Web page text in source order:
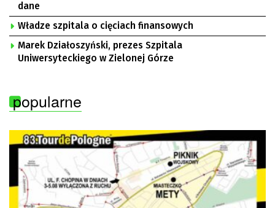
dane
Władze szpitala o cięciach finansowych
Marek Działoszyński, prezes Szpitala
Uniwersyteckiego w Zielonej Górze
popularne